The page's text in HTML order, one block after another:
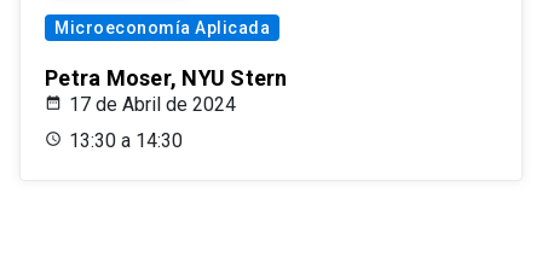
Microeconomía Aplicada
Petra Moser, NYU Stern
17 de Abril de 2024
13:30 a 14:30